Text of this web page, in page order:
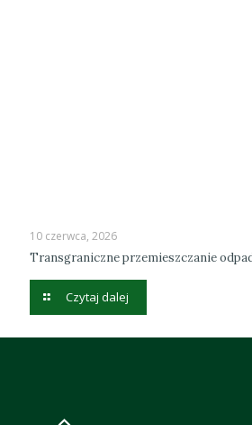
10 czerwca, 2026
Transgraniczne przemieszczanie
Czytaj dalej